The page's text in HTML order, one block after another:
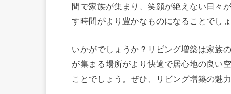
間で家族が集まり、笑顔が絶えない日々
す時間がより豊かなものになることでしょ
いかがでしょうか？リビング増築は家族
が集まる場所がより快適で居心地の良い
ことでしょう。ぜひ、リビング増築の魅